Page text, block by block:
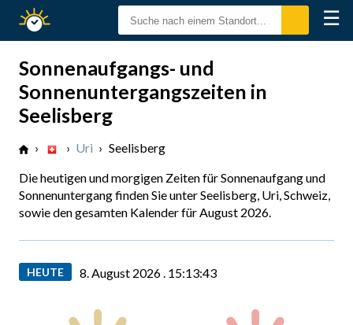
Sonnenzeiten ☰
Sonnenaufgangs- und
Sonnenuntergangszeiten in
Seelisberg
› › Uri › Seelisberg
Die heutigen und morgigen Zeiten für Sonnenaufgang und
Sonnenuntergang finden Sie unter Seelisberg, Uri, Schweiz,
sowie den gesamten Kalender für August 2026.
HEUTE 8. August 2026 . 15:13:44